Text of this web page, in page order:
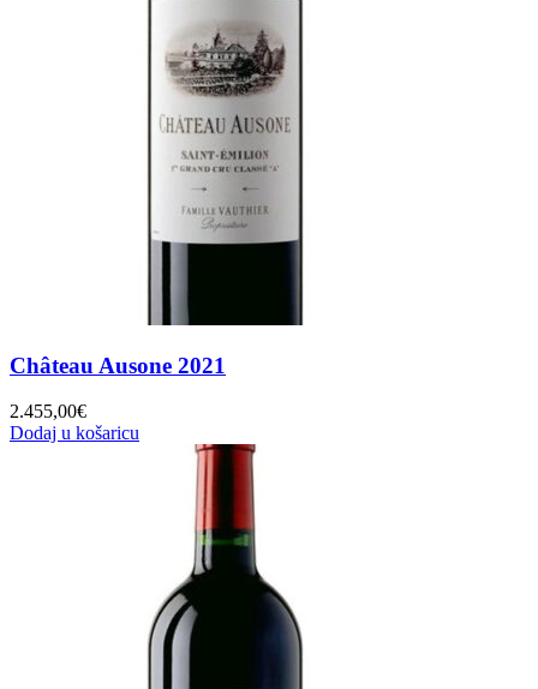
Château Ausone 2021
2.455,00€
Dodaj u košaricu